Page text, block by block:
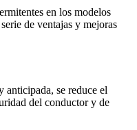
en los modelos
de ventajas y mejoras
anticipada, se reduce el
del conductor y de